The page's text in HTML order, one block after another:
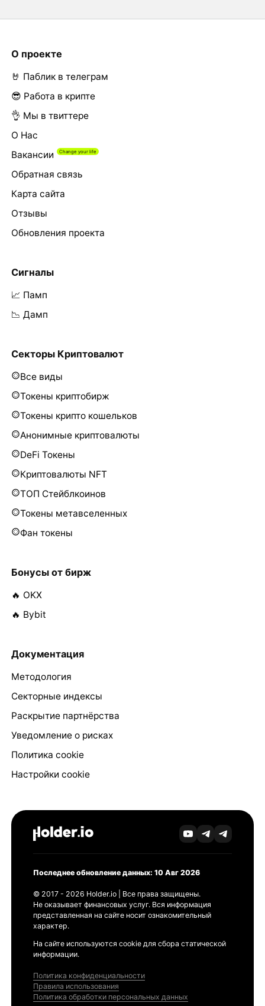
О проекте
🤘 Паблик в телеграм
😎 Работа в крипте
👌 Мы в твиттере
О Нас
Вакансии
Обратная связь
Карта сайта
Отзывы
Обновления проекта
Сигналы
📈 Памп
📉 Дамп
Секторы Криптовалют
Все виды
Токены криптобирж
Токены крипто кошельков
Анонимные криптовалюты
DeFi Токены
Криптовалюты NFT
ТОП Стейблкоинов
Токены метавселенных
Фан токены
Бонусы от бирж
🔥 OKX
🔥 Bybit
Документация
Методология
Секторные индексы
Раскрытие партнёрства
Уведомление о рисках
Политика cookie
Настройки cookie
Последнее обновление данных: 10 Авг 2026
© 2017 - 2026 Holder.io | Все права защищены.
Не оказывает финансовых услуг. Вся информация
представленная на сайте носит ознакомительный
характер.
На сайте используются cookie для сбора статической
информации.
Политика конфиденциальности
Правила использования
Политика обработки персональных данных